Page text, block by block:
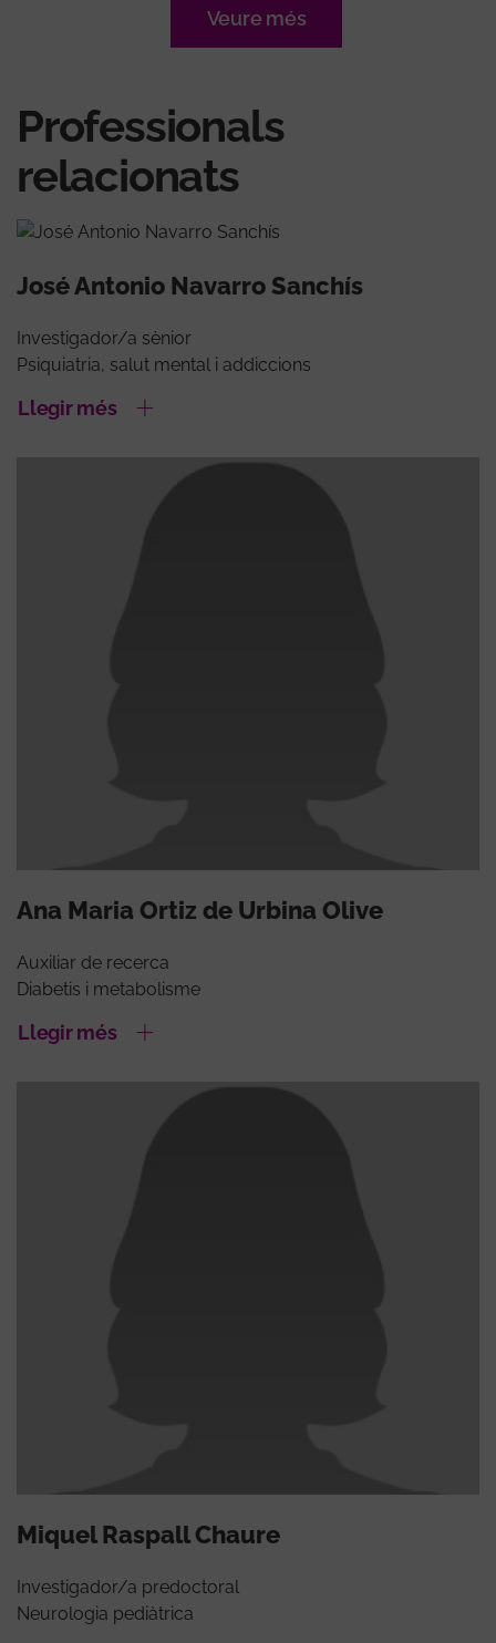
Veure més
Professionals
relacionats
José Antonio Navarro Sanchís
Investigador/a sènior
Psiquiatria, salut mental i addiccions
Llegir més
Ana Maria Ortiz de Urbina Olive
Auxiliar de recerca
Diabetis i metabolisme
Llegir més
Miquel Raspall Chaure
Investigador/a predoctoral
Neurologia pediàtrica